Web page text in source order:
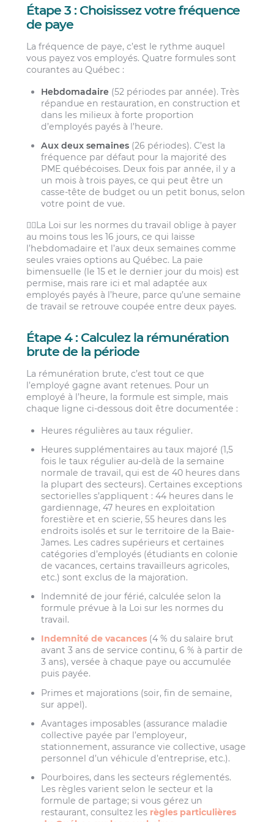
Étape 3 : Choisissez votre fréquence
de paye
La fréquence de paye, c’est le rythme auquel
vous payez vos employés. Quatre formules sont
courantes au Québec :
Hebdomadaire (52 périodes par année). Très
répandue en restauration, en construction et
dans les milieux à forte proportion
d’employés payés à l’heure.
Aux deux semaines (26 périodes). C’est la
fréquence par défaut pour la majorité des
PME québécoises. Deux fois par année, il y a
un mois à trois payes, ce qui peut être un
casse-tête de budget ou un petit bonus, selon
votre point de vue.
🧑‍⚖️La Loi sur les normes du travail oblige à payer
au moins tous les 16 jours, ce qui laisse
l’hebdomadaire et l’aux deux semaines comme
seules vraies options au Québec. La paie
bimensuelle (le 15 et le dernier jour du mois) est
permise, mais rare ici et mal adaptée aux
employés payés à l’heure, parce qu’une semaine
de travail se retrouve coupée entre deux payes.
Étape 4 : Calculez la rémunération
brute de la période
La rémunération brute, c’est tout ce que
l’employé gagne avant retenues. Pour un
employé à l’heure, la formule est simple, mais
chaque ligne ci-dessous doit être documentée :
Heures régulières au taux régulier.
Heures supplémentaires au taux majoré (1,5
fois le taux régulier au-delà de la semaine
normale de travail, qui est de 40 heures dans
la plupart des secteurs). Certaines exceptions
sectorielles s’appliquent : 44 heures dans le
gardiennage, 47 heures en exploitation
forestière et en scierie, 55 heures dans les
endroits isolés et sur le territoire de la Baie-
James. Les cadres supérieurs et certaines
catégories d’employés (étudiants en colonie
de vacances, certains travailleurs agricoles,
etc.) sont exclus de la majoration.
Indemnité de jour férié, calculée selon la
formule prévue à la Loi sur les normes du
travail.
Indemnité de vacances (4 % du salaire brut
avant 3 ans de service continu, 6 % à partir de
3 ans), versée à chaque paye ou accumulée
puis payée.
Primes et majorations (soir, fin de semaine,
sur appel).
Avantages imposables (assurance maladie
collective payée par l’employeur,
stationnement, assurance vie collective, usage
personnel d’un véhicule d’entreprise, etc.).
Pourboires, dans les secteurs réglementés.
Les règles varient selon le secteur et la
formule de partage; si vous gérez un
restaurant, consultez les règles particulières